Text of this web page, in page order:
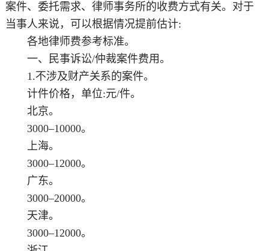
案件、委托需求、律师事务所的收费方式有关。对于
当事人来说，可以根据情况提前估计:
各地律师费参考标准。
一、民事诉讼/仲裁案件费用。
1.不涉及财产关系的案件。
计件价格，单位:元/件。
北京。
3000–10000。
上海。
3000–12000。
广东。
3000–20000。
天津。
3000–12000。